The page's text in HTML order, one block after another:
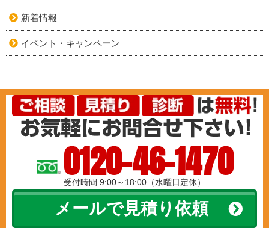
新着情報
イベント・キャンペーン
0120-46-1470
受付時間 9:00～18:00（水曜日定休）
メールで見積り依頼